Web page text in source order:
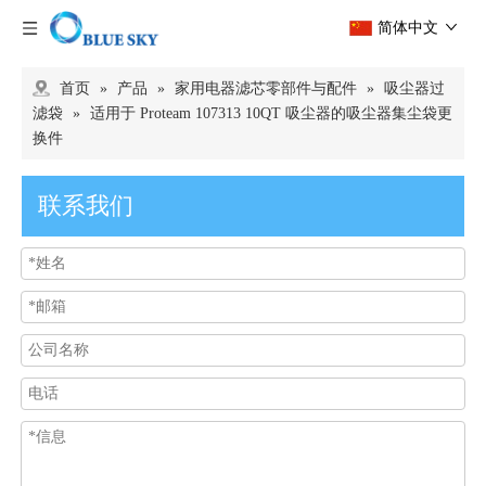
简体中文
首页 » 产品 » 家用电器滤芯零部件与配件 » 吸尘器过
滤袋 » 适用于 Proteam 107313 10QT 吸尘器的吸尘器集尘袋更
换件
联系我们